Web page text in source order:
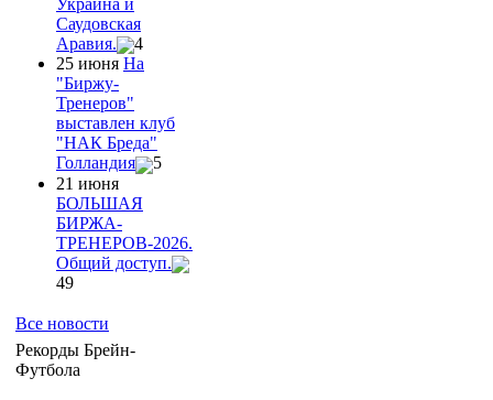
Украина и
Саудовская
Аравия.
4
25 июня На
"Биржу-
Тренеров"
выставлен клуб
"НАК Бреда"
Голландия
5
21 июня
БОЛЬШАЯ
БИРЖА-
ТРЕНЕРОВ-2026.
Общий доступ.
49
Все новости
Рекорды Брейн-
Футбола